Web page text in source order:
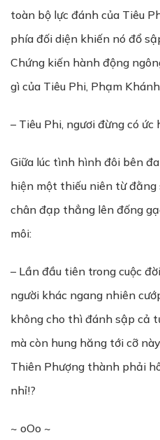
toàn bộ lực đánh của Tiêu
phía đối diện khiến nó đổ
Chứng kiến hành động
gì của Tiêu Phi, Phạm
– Tiêu Phi, ngươi đừng có ức
Giữa lúc tình hình đôi bên
hiện một thiếu niên từ đằng
chân đạp thẳng lên đống
môi:
– Lần đầu tiên trong cuộc
người khác ngang nhiên
không cho thì đánh sập cả
mà còn hung hăng tới cỡ
Thiên Phượng thành phải
nhỉ!?
~ oOo ~